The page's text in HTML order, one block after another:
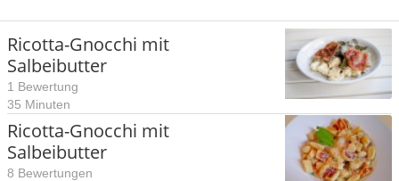
Ricotta-Gnocchi mit
Salbeibutter
1 Bewertung
35 Minuten
Ricotta-Gnocchi mit
Salbeibutter
8 Bewertungen